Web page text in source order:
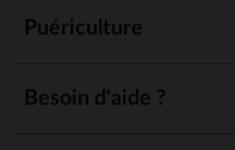
Puériculture
Besoin d'aide ?